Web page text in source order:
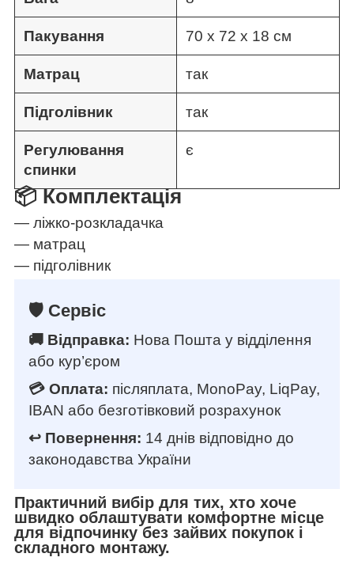
Пакування 70 х 72 х 18 см
Матрац так
Підголівник так
Регулювання
спинки
є
📦 Комплектація
— ліжко-розкладачка
— матрац
— підголівник
🛡️ Сервіс
🚚 Відправка: Нова Пошта у відділення
або кур’єром
💳 Оплата: післяплата, MonoPay, LiqPay,
IBAN або безготівковий розрахунок
↩️ Повернення: 14 днів відповідно до
законодавства України
Практичний вибір для тих, хто хоче
швидко облаштувати комфортне місце
для відпочинку без зайвих покупок і
складного монтажу.